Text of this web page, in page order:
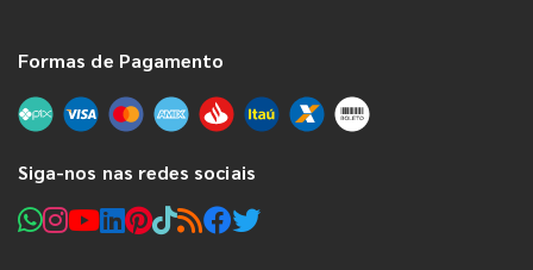
Formas de Pagamento
Siga-nos nas redes sociais